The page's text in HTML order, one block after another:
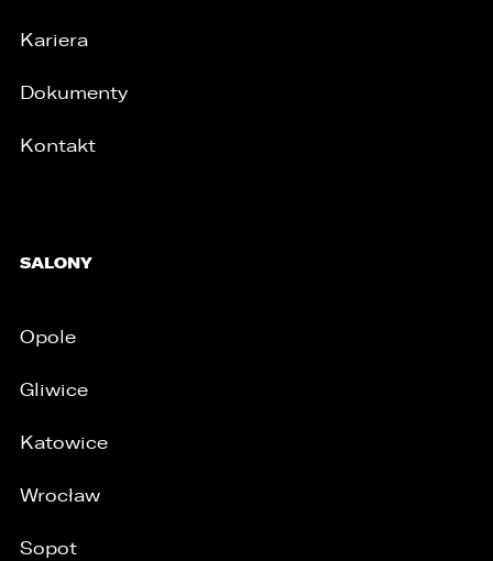
Kariera
Dokumenty
Kontakt
SALONY
Opole
Gliwice
Katowice
Wrocław
Sopot